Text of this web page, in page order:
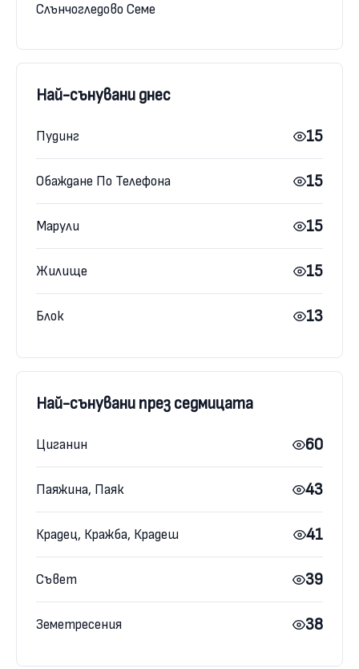
Слънчогледово Семе
Най-сънувани днес
Пудинг 15
Обаждане По Телефона 15
Марули 15
Жилище 15
Блок 13
Най-сънувани през седмицата
Циганин 60
Паяжина, Паяк 43
Крадец, Кражба, Крадеш 41
Съвет 39
Земетресения 38